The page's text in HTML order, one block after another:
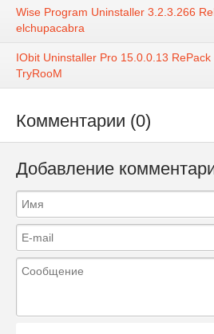
Wise Program Uninstaller 3.2.3.266
elchupacabra
IObit Uninstaller Pro 15.0.0.13
TryRooM
Комментарии (0)
Добавление